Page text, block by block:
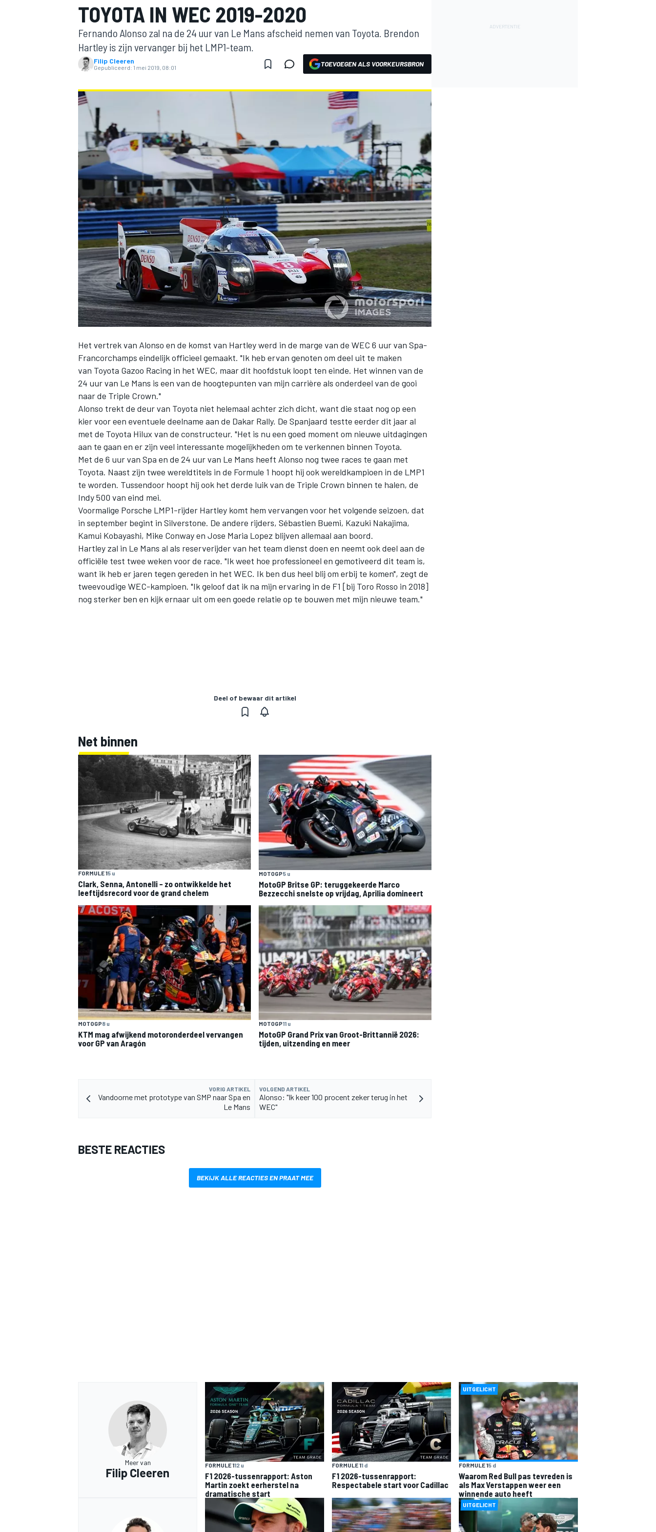
MOTOGP
INDYCAR
WEC DTM
TOYOTA IN WEC 2019-2020
Fernando Alonso zal na de 24 uur van Le Mans afscheid nemen van Toyota. Brendon
Hartley is zijn vervanger bij het LMP1-team.
Filip Cleeren
Gepubliceerd: 1 mei 2019, 08:01 TOEVOEGEN ALS VOORKEURSBRON
Het vertrek van Alonso en de komst van Hartley werd in de marge van de WEC 6 uur van Spa-
Francorchamps eindelijk officieel gemaakt. "Ik heb ervan genoten om deel uit te maken
van Toyota Gazoo Racing in het WEC, maar dit hoofdstuk loopt ten einde. Het winnen van de
24 uur van Le Mans is een van de hoogtepunten van mijn carrière als onderdeel van de gooi
naar de Triple Crown."
Alonso trekt de deur van Toyota niet helemaal achter zich dicht, want die staat nog op een
kier voor een eventuele deelname aan de Dakar Rally. De Spanjaard testte eerder dit jaar al
met de Toyota Hilux van de constructeur. "Het is nu een goed moment om nieuwe uitdagingen
aan te gaan en er zijn veel interessante mogelijkheden om te verkennen binnen Toyota.
Met de 6 uur van Spa en de 24 uur van Le Mans heeft Alonso nog twee races te gaan met
Toyota. Naast zijn twee wereldtitels in de Formule 1 hoopt hij ook wereldkampioen in de LMP1
te worden. Tussendoor hoopt hij ook het derde luik van de Triple Crown binnen te halen, de
Indy 500 van eind mei.
Voormalige Porsche LMP1-rijder Hartley komt hem vervangen voor het volgende seizoen, dat
in september begint in Silverstone. De andere rijders, Sébastien Buemi, Kazuki Nakajima,
Kamui Kobayashi, Mike Conway en Jose Maria Lopez blijven allemaal aan boord.
Hartley zal in Le Mans al als reserverijder van het team dienst doen en neemt ook deel aan de
officiële test twee weken voor de race. "Ik weet hoe professioneel en gemotiveerd dit team is,
want ik heb er jaren tegen gereden in het WEC. Ik ben dus heel blij om erbij te komen", zegt de
tweevoudige WEC-kampioen. "Ik geloof dat ik na mijn ervaring in de F1 [bij Toro Rosso in 2018]
nog sterker ben en kijk ernaar uit om een goede relatie op te bouwen met mijn nieuwe team."
Deel of bewaar dit artikel
Net binnen
FORMULE 15 u
Clark, Senna, Antonelli – zo ontwikkelde het
leeftijdsrecord voor de grand chelem
MOTOGP5 u
MotoGP Britse GP: teruggekeerde Marco
Bezzecchi snelste op vrijdag, Aprilia domineert
MOTOGP8 u
KTM mag afwijkend motoronderdeel vervangen
voor GP van Aragón
MOTOGP11 u
MotoGP Grand Prix van Groot-Brittannië 2026:
tijden, uitzending en meer
VORIG ARTIKEL
Vandoorne met prototype van SMP naar Spa en
Le Mans
VOLGEND ARTIKEL
Alonso: "Ik keer 100 procent zeker terug in het
WEC"
BESTE REACTIES
BEKIJK ALLE REACTIES EN PRAAT MEE
Meer van
Filip Cleeren
FORMULE 112 u
F1 2026-tussenrapport: Aston
Martin zoekt eerherstel na
dramatische start
FORMULE 11 d
F1 2026-tussenrapport:
Respectabele start voor Cadillac
UITGELICHT
FORMULE 15 d
Waarom Red Bull pas tevreden is
als Max Verstappen weer een
winnende auto heeft
UITGELICHT